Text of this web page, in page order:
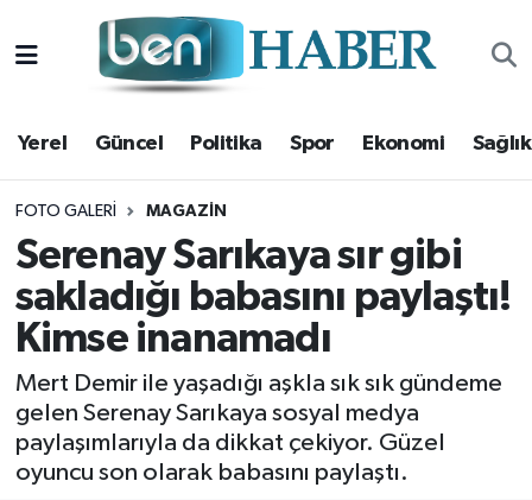
Yerel Güncel Politika Spor Ekonomi Sağlık
FOTO GALERI MAGAZIN
Serenay Sarıkaya sır gibi
sakladığı babasını paylaştı!
Kimse inanamadı
Mert Demir ile yaşadığı aşkla sık sık gündeme
gelen Serenay Sarıkaya sosyal medya
paylaşımlarıyla da dikkat çekiyor. Güzel
oyuncu son olarak babasını paylaştı.
Yerel
Güncel
Politika
Spor
Ekonomi
Sağlık
Magazin
Hava Durumu
Trafik Durumu
Süper Lig Puan Durumu ve Fikstür
Tüm Manşetler
Son Dakika Haberleri
Haber Arşivi